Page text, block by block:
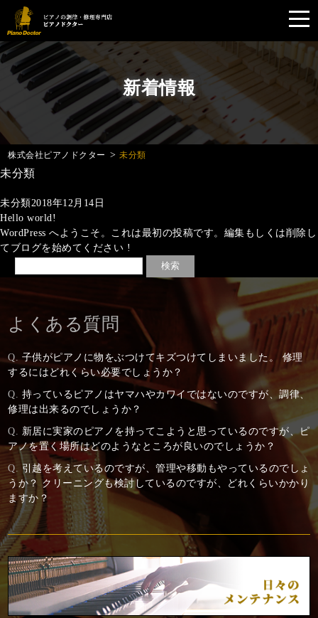
Skip
to
main
content
新着情報
株式会社ピアノドクター >未分類
未分類
未分類2018年12月14日
Hello world!
WordPress へようこそ。これは最初の投稿です。編集もしくは削除し
てブログを始めてください !
よくある質問
Q. 子供がピアノに物をぶつけてキズつけてしまいました。 修理
するにはどれくらい必要でしょうか？
Q. 持っているピアノはヤマハやカワイではないのですが、調律、
修理は出来るのでしょうか？
Q. 新居に実家のピアノを持ってこようと思っているのですが、ピ
アノを置く場所はどのようなところが良いのでしょうか？
Q. 引越を考えているのですが、管理や移動もやっているのでしょ
うか？ クリーニングも検討しているのですが、どれくらいかかり
ますか？